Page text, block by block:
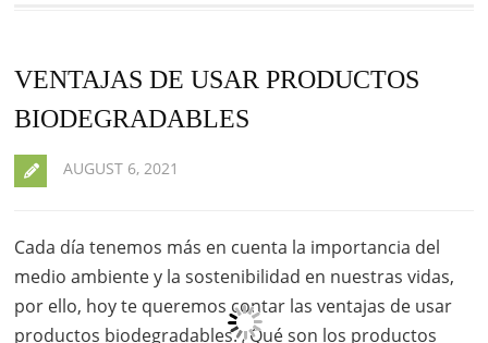
VENTAJAS DE USAR PRODUCTOS
BIODEGRADABLES
AUGUST 6, 2021
Cada día tenemos más en cuenta la importancia del
medio ambiente y la sostenibilidad en nuestras vidas,
por ello, hoy te queremos contar las ventajas de usar
productos biodegradables. ¿Qué son los productos